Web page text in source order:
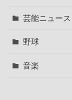
芸能ニュース
野球
音楽